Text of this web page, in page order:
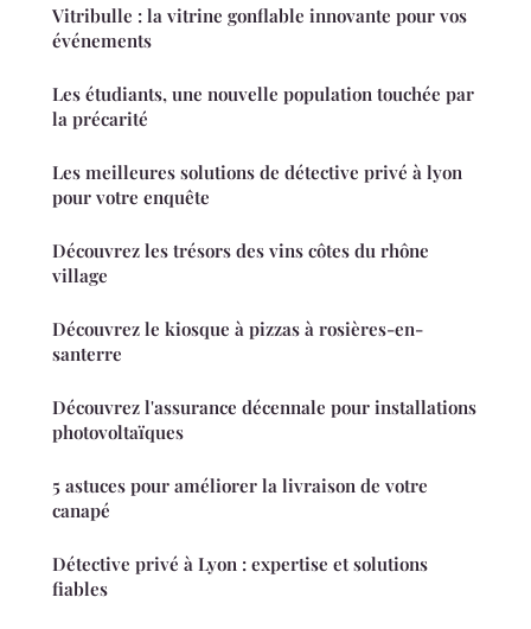
Vitribulle : la vitrine gonflable innovante pour vos
événements
Les étudiants, une nouvelle population touchée par
la précarité
Les meilleures solutions de détective privé à lyon
pour votre enquête
Découvrez les trésors des vins côtes du rhône
village
Découvrez le kiosque à pizzas à rosières-en-
santerre
Découvrez l'assurance décennale pour installations
photovoltaïques
5 astuces pour améliorer la livraison de votre
canapé
Détective privé à Lyon : expertise et solutions
fiables